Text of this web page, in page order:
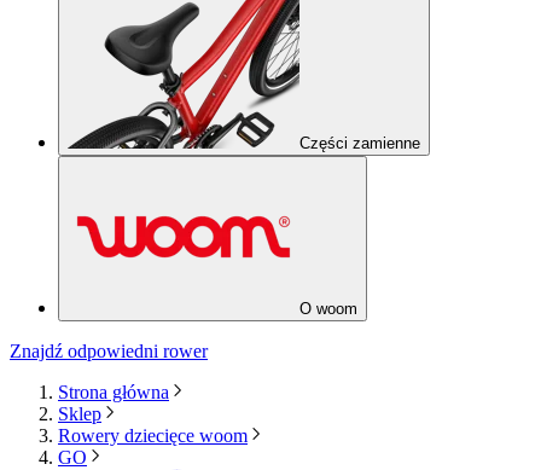
Części zamienne
O woom
Znajdź odpowiedni rower
Strona główna
Sklep
Rowery dziecięce woom
GO